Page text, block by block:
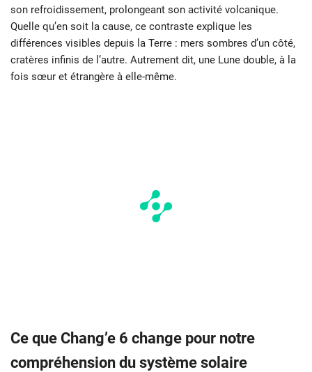
son refroidissement, prolongeant son activité volcanique.
Quelle qu’en soit la cause, ce contraste explique les
différences visibles depuis la Terre : mers sombres d’un côté,
cratères infinis de l’autre. Autrement dit, une Lune double, à la
fois sœur et étrangère à elle-même.
Ce que Chang’e 6 change pour notre
compréhension du système solaire